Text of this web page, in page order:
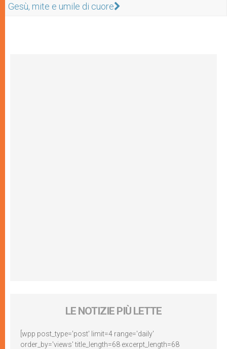
Gesù, mite e umile di cuore
LE NOTIZIE PIÙ LETTE
[wpp post_type='post' limit=4 range='daily'
order_by='views' title_length=68 excerpt_length=68